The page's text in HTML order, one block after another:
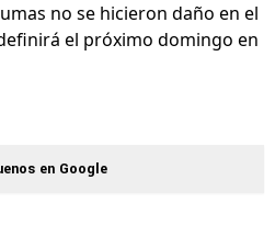
no se hicieron daño en el
el próximo domingo en
en Google